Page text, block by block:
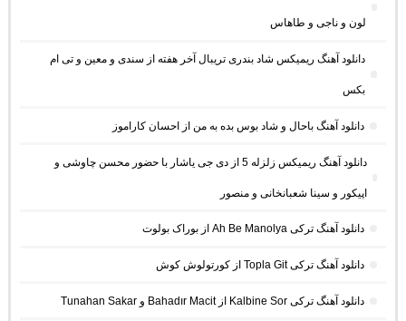
لون و ناجی و طاهاس
دانلود آهنگ ریمیکس شاد بندری تریبال آخر هفته از سندی و معین و تی ام
بکس
دانلود آهنگ باحال و شاد بوس بده به من از احسان کاراموز
دانلود آهنگ ریمیکس زلزله 5 از دی جی یاشار با حضور محسن چاوشی و
اپیکور و سینا شعبانخانی و منصور
دانلود آهنگ ترکی Ah Be Manolya از بوراک بولوت
دانلود آهنگ ترکی Topla Git از کورتولوش کوش
دانلود آهنگ ترکی Kalbine Sor از Bahadır Macit و Tunahan Sakar